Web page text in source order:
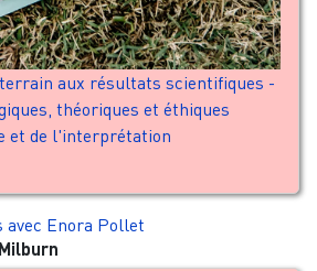
aux résultats scientifiques -
théoriques et éthiques
et de l'interprétation
Enora Pollet